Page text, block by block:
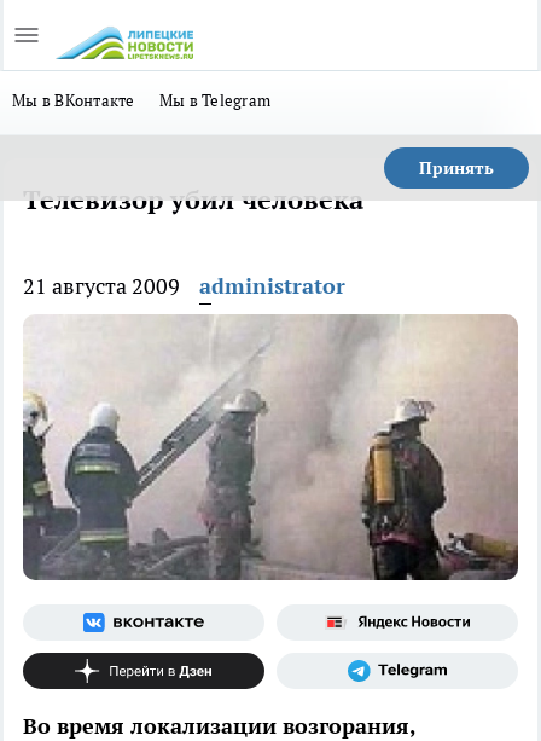
Мы в ВКонтакте Мы в Telegram
Принять
Телевизор убил человека
21 августа 2009 administrator
Во время локализации возгорания,